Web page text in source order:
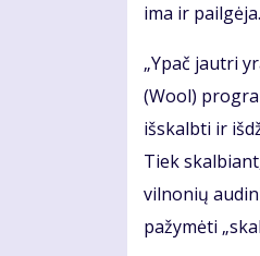
ima ir pailgėja.
„Ypač jautri
(Wool)
išskalbti ir
Tiek
vilnonių
pažymėti